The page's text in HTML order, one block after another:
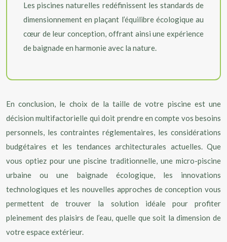
Les piscines naturelles redéfinissent les standards de
dimensionnement en plaçant l’équilibre écologique au
cœur de leur conception, offrant ainsi une expérience
de baignade en harmonie avec la nature.
En conclusion, le choix de la taille de votre piscine est une
décision multifactorielle qui doit prendre en compte vos besoins
personnels, les contraintes réglementaires, les considérations
budgétaires et les tendances architecturales actuelles. Que
vous optiez pour une piscine traditionnelle, une micro-piscine
urbaine ou une baignade écologique, les innovations
technologiques et les nouvelles approches de conception vous
permettent de trouver la solution idéale pour profiter
pleinement des plaisirs de l’eau, quelle que soit la dimension de
votre espace extérieur.